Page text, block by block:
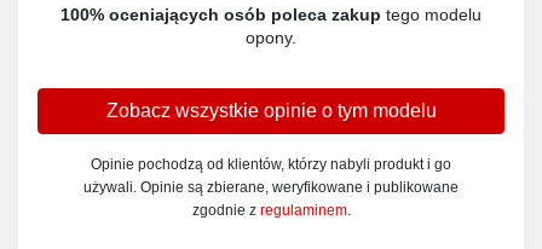
100% oceniających osób poleca zakup tego modelu
opony.
Zobacz wszystkie opinie o tym modelu
Opinie pochodzą od klientów, którzy nabyli produkt i go
używali. Opinie są zbierane, weryfikowane i publikowane
zgodnie z regulaminem.